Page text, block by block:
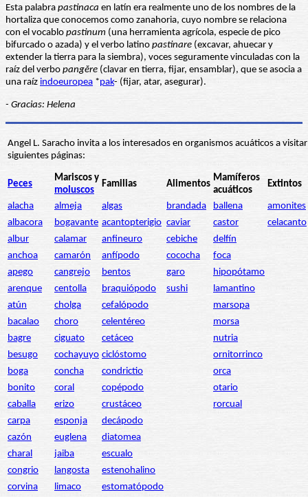
Esta palabra pastinaca en latín era realmente uno de los nombres de la
hortaliza que conocemos como zanahoria, cuyo nombre se relaciona
con el vocablo pastinum (una herramienta agrícola, especie de pico
bifurcado o azada) y el verbo latino pastinare (excavar, ahuecar y
extender la tierra para la siembra), voces seguramente vinculadas con la
raíz del verbo pangĕre (clavar en tierra, fijar, ensamblar), que se asocia a
una raíz indoeuropea *pak- (fijar, atar, asegurar).
- Gracias: Helena
Angel L. Saracho invita a los interesados en organismos acuáticos a
siguientes páginas:
Peces
Mariscos y
moluscos
Familias Alimentos
Mamíferos
acuáticos
Extintos
alacha almeja algas brandada ballena
amonites
albacora
bogavante acantopterigio caviar castor
celacanto
albur
calamar anfineuro cebiche
delfín
anchoa
camarón anfípodo cococha
foca
apego
cangrejo bentos garo
hipopótamo
arenque
centolla braquiópodo sushi
lamantino
atún
cholga cefalópodo
marsopa
bacalao
choro celentéreo
morsa
bagre
ciguato cetáceo
nutria
besugo
cochayuyo ciclóstomo
ornitorrinco
boga
concha condrictio
orca
bonito
coral copépodo
otario
caballa
erizo crustáceo
rorcual
carpa
esponja
decápodo
cazón
euglena
diatomea
charal
jaiba
escualo
congrio
langosta
estenohalino
corvina
limaco
estomatópodo